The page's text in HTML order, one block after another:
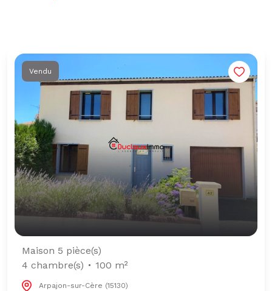
Vendu
Maison 5 pièce(s)
4 chambre(s)
100 m²
Arpajon-sur-Cère (15130)